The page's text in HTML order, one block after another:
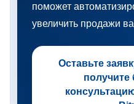
поможет
увеличить продажи
Оставьте
получите